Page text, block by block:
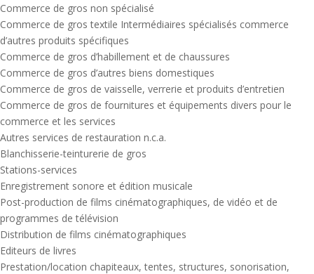
Commerce de gros non spécialisé
Commerce de gros textile Intermédiaires spécialisés commerce
d’autres produits spécifiques
Commerce de gros d’habillement et de chaussures
Commerce de gros d’autres biens domestiques
Commerce de gros de vaisselle, verrerie et produits d’entretien
Commerce de gros de fournitures et équipements divers pour le
commerce et les services
Autres services de restauration n.c.a.
Blanchisserie-teinturerie de gros
Stations-services
Enregistrement sonore et édition musicale
Post-production de films cinématographiques, de vidéo et de
programmes de télévision
Distribution de films cinématographiques
Editeurs de livres
Prestation/location chapiteaux, tentes, structures, sonorisation,